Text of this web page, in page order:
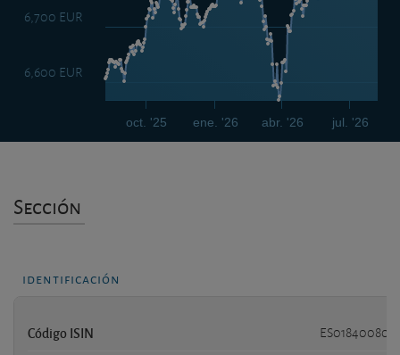
ene. '26 jul. '26
oct. '25 abr. '26
6,600 EUR
6,700 EUR
Sección
identificación
Código ISIN